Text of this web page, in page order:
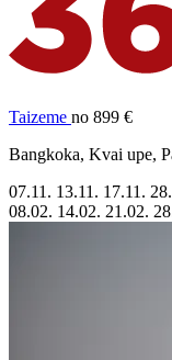
Taizeme no 899 €
Bangkoka, Kvai upe,
07.11. 13.11. 17.11.
08.02. 14.02. 21.02.